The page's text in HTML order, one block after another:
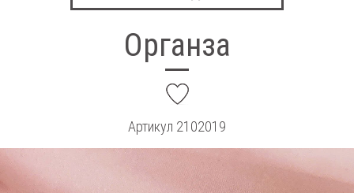
Органза
Артикул 2102019